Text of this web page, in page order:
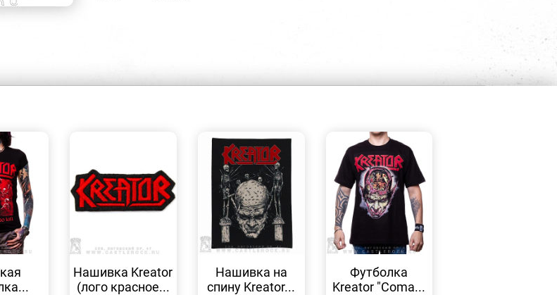
ПРОСМОТР
Нашивка Kreator
(лого красное...
Нашивка на
спину Kreator...
ПРОСМОТР
Футболка
Kreator "Coma...